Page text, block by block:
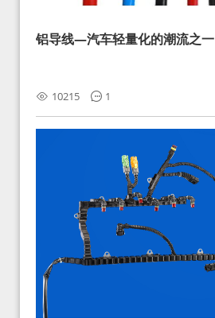
铝导线—汽车轻量化的潮流之一
10215 1